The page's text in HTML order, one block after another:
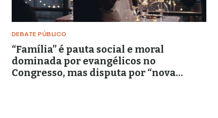
DEBATE PÚBLICO
“Família” é pauta social e moral
dominada por evangélicos no
Congresso, mas disputa por “nova